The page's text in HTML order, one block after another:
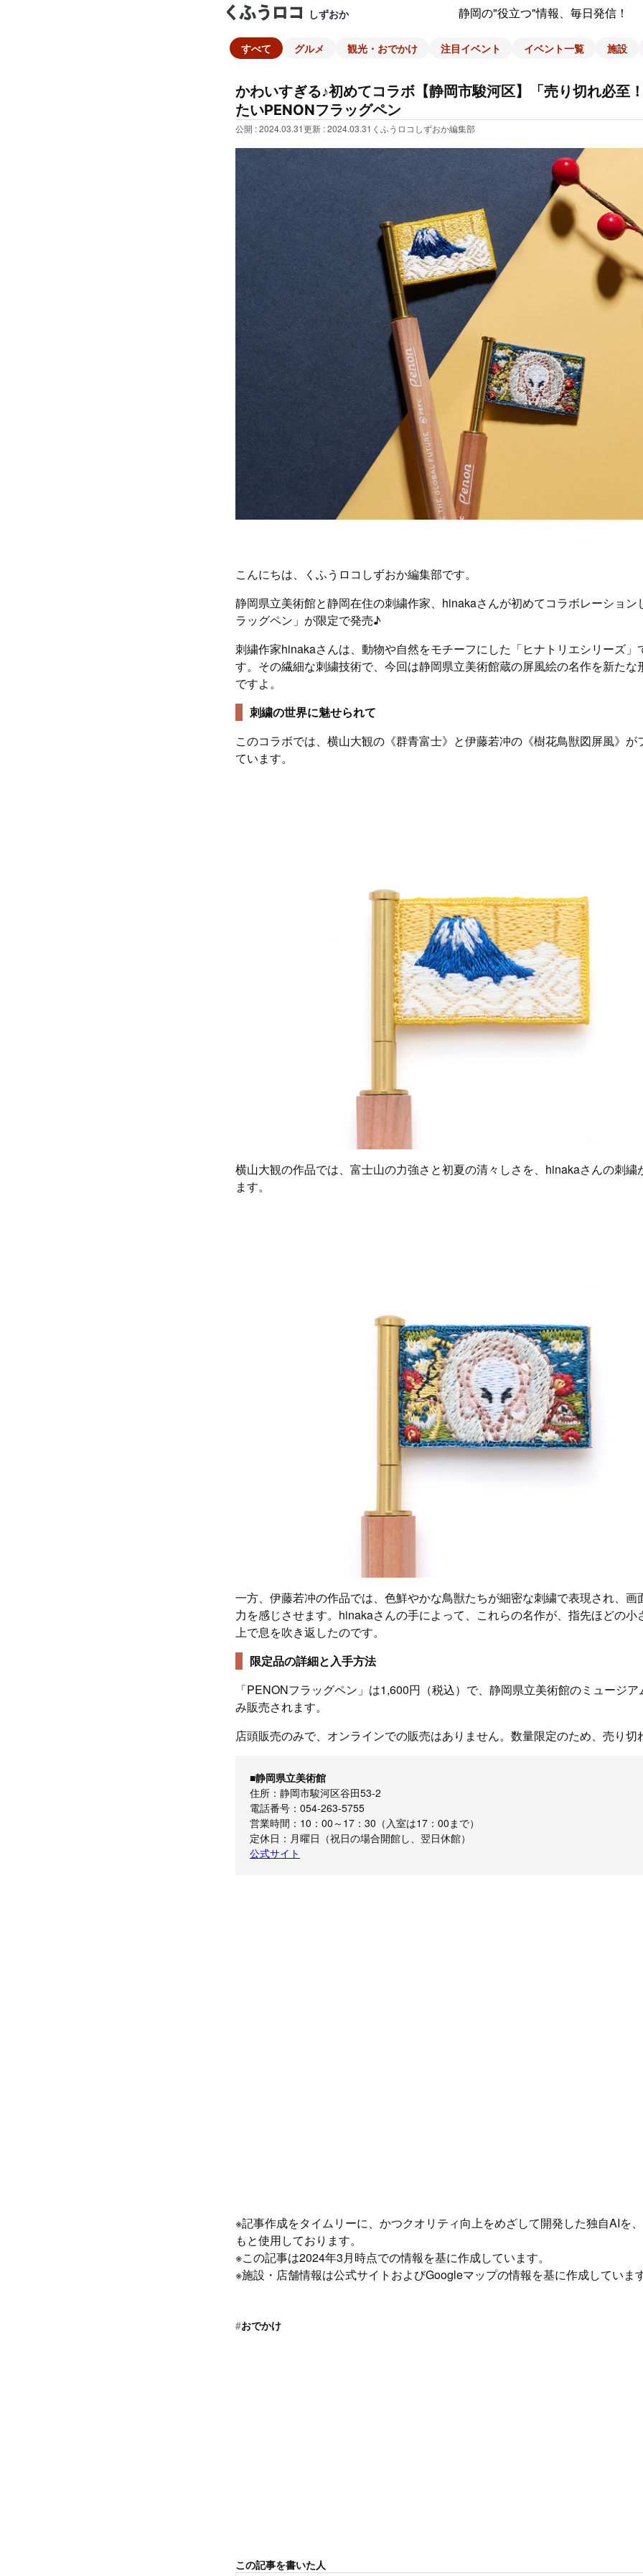
しずおか 静岡の"役立つ"情報、毎日発信！
すべて グルメ 観光・おでかけ 注目イベント イベント一覧 施設
かわいすぎる♪初めてコラボ【静岡市駿河区】「売り切れ必至
たいPENONフラッグペン
公開 : 2024.03.31更新 : 2024.03.31 くふうロコしずおか編集部
こんにちは、くふうロコしずおか編集部です。
静岡県立美術館と静岡在住の刺繍作家、hinakaさんが初めてコラボレーション
ラッグペン」が限定で発売♪
刺繍作家hinakaさんは、動物や自然をモチーフにした「ヒナトリエシリーズ」
す。その繊細な刺繍技術で、今回は静岡県立美術館蔵の屏風絵の名作を新たな
ですよ。
刺繍の世界に魅せられて
このコラボでは、横山大観の《群青富士》と伊藤若冲の《樹花鳥獣図屏風》が
ています。
横山大観の作品では、富士山の力強さと初夏の清々しさを、hinakaさんの刺繍
ます。
一方、伊藤若冲の作品では、色鮮やかな鳥獣たちが細密な刺繍で表現され、画
力を感じさせます。hinakaさんの手によって、これらの名作が、指先ほどの小
上で息を吹き返したのです。
限定品の詳細と入手方法
「PENONフラッグペン」は1,600円（税込）で、静岡県立美術館のミュージ
み販売されます。
店頭販売のみで、オンラインでの販売はありません。数量限定のため、売り切
■静岡県立美術館
住所：静岡市駿河区谷田53-2
電話番号：054-263-5755
営業時間：10：00～17：30（入室は17：00まで）
定休日：月曜日（祝日の場合開館し、翌日休館）
公式サイト
※記事作成をタイムリーに、かつクオリティ向上をめざして開発した独自AIを
もと使用しております。
※この記事は2024年3月時点での情報を基に作成しています。
※施設・店舗情報は公式サイトおよびGoogleマップの情報を基に作成しています
#おでかけ
この記事を書いた人